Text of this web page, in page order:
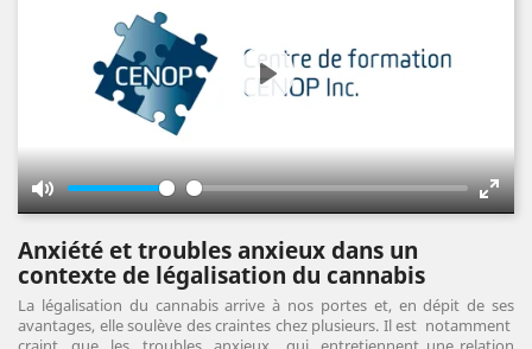
Mute
Enter
Play
Anxiété et troubles anxieux dans un
contexte de légalisation du cannabis
La légalisation du cannabis arrive à nos portes et, en dépit de ses
avantages, elle soulève des craintes chez plusieurs. Il est notamment